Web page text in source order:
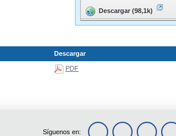
Descargar (98,1k)
Descargar
PDF
Síguenos en: